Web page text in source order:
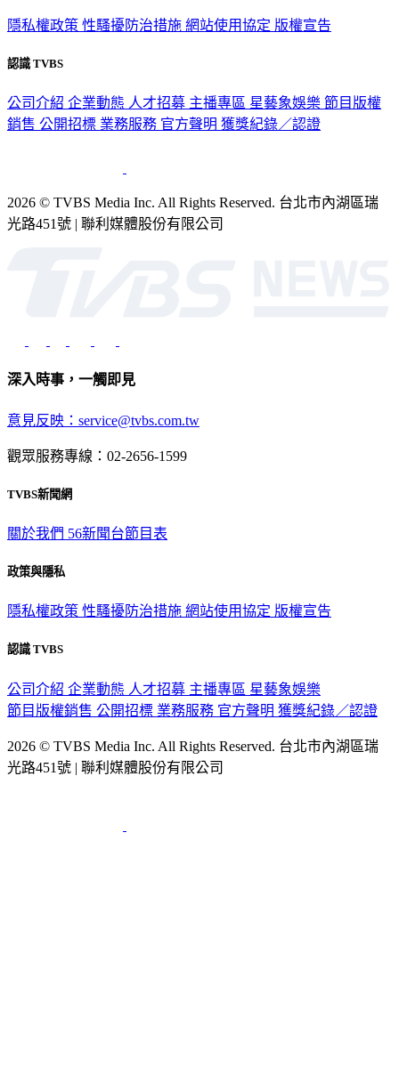
隱私權政策 性騷擾防治措施 網站使用協定 版權宣告
認識 TVBS
公司介紹 企業動態 人才招募 主播專區 星藝象娛樂 節目版權
銷售 公開招標 業務服務 官方聲明 獲獎紀錄／認證
2026 © TVBS Media Inc. All Rights Reserved. 台北市內湖區瑞
光路451號 | 聯利媒體股份有限公司
深入時事，一觸即見
意見反映：service@tvbs.com.tw
觀眾服務專線：02-2656-1599
TVBS新聞網
關於我們 56新聞台節目表
政策與隱私
隱私權政策 性騷擾防治措施 網站使用協定 版權宣告
認識 TVBS
公司介紹 企業動態 人才招募 主播專區 星藝象娛樂
節目版權銷售 公開招標 業務服務 官方聲明 獲獎紀錄／認證
2026 © TVBS Media Inc. All Rights Reserved. 台北市內湖區瑞
光路451號 | 聯利媒體股份有限公司